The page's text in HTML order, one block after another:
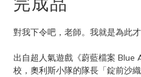
對我下令吧，老師。我就是為此才
出自超人氣遊戲《蔚藍檔案 Blue
校，奧利斯小隊的隊長「錠前沙